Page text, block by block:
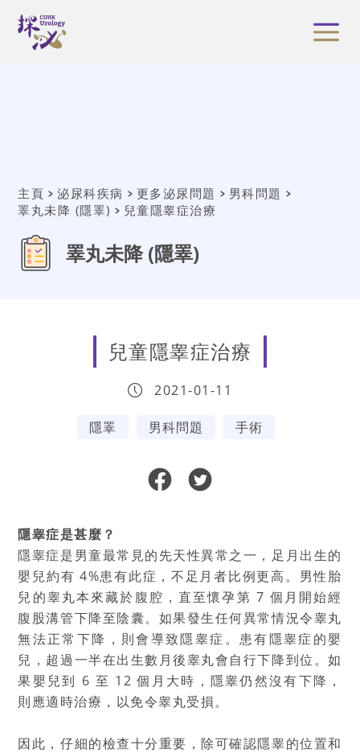
主頁 泌尿科疾病 更多泌尿問題
男科問題
睪丸未降 (隱睪)
兒童隱睾症治療
睪丸未降 (隱睪)
兒童隱睾症治療
2021-01-11
隱睪 男科問題 手術
隱睾症是甚麼？
隱睾症是男童最常見的先天性異常之一，足月出生的
嬰兒約有 4%患有此症，不足月者比例更高。男性胎
兒的睾丸本來藏於腹腔，直至懷孕第 7 個月開始經
腹股溝管下降至陰囊。如果發生任何異常情況令睾丸
無法正常下降，則會導致隱睾症。患有隱睾症的嬰
兒，超過一半在出生數月後睾丸會自行下降到位。如
果嬰兒到 6 至 12 個月大時，隱睾仍然沒有下降，
則應適時治療，以免令睾丸受損。
因此，仔細的檢查十分重要，除可確認隱睾的位置和